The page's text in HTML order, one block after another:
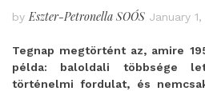
by Eszter-Petronella SOÓS January 1,
Tegnap megtörtént az, amire
példa: baloldali többsége
történelmi fordulat, és